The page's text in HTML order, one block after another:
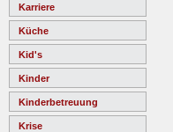
Karriere
Küche
Kid's
Kinder
Kinderbetreuung
Krise